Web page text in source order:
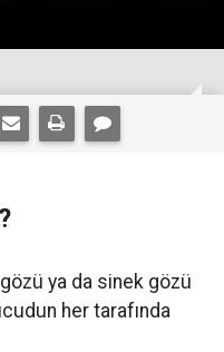
ya da sinek gözü
her tarafında